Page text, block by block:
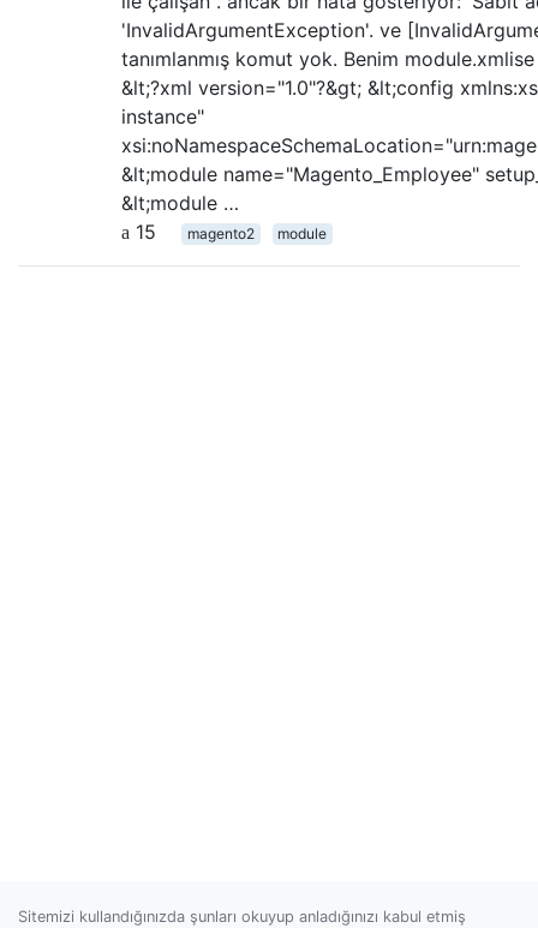
'InvalidArgumentException'. ve
tanımlanmış komut yok. Benim
&lt;?xml version="1.0"?&gt; &lt;config
instance"
&lt;module name="Magento_Employee"
&lt;module …
15
magento2 module
Sitemizi kullandığınızda şunları okuyup anladığınızı kabul etmiş